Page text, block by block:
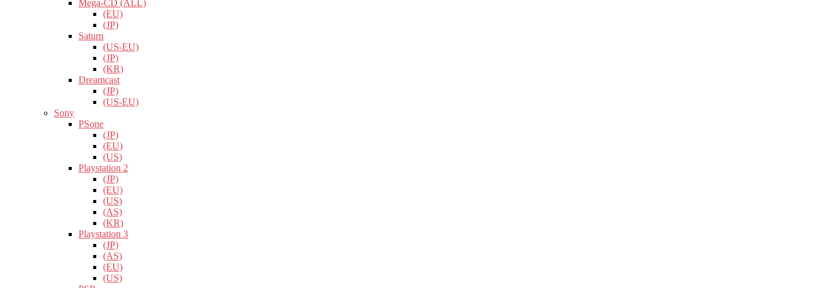
Mega-CD (ALL)
(EU)
(JP)
Saturn
(US-EU)
(JP)
(KR)
Dreamcast
(JP)
(US-EU)
Sony
PSone
(JP)
(EU)
(US)
Playstation 2
(JP)
(EU)
(US)
(AS)
(KR)
Playstation 3
(JP)
(AS)
(EU)
(US)